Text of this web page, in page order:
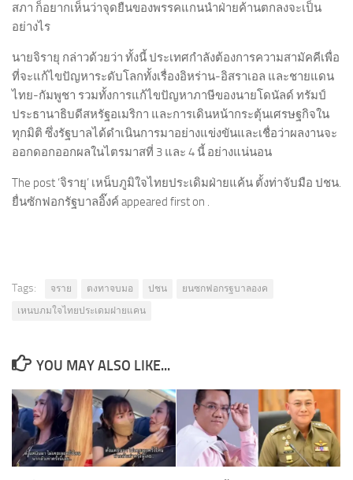
สภา ก็อยากเห็นว่าจุดยืนของพรรคแกนนำฝ่ายค้านตกลงจะเป็น
อย่างไร
นายจิรายุ กล่าวด้วยว่า ทั้งนี้ ประเทศกำลังต้องการความสามัคคีเพื่อ
ที่จะแก้ไขปัญหาระดับโลกทั้งเรื่องอิหร่าน-อิสราเอล และชายแดน
ไทย-กัมพูชา รวมทั้งการแก้ไขปัญหาภาษีของนายโดนัลด์ ทรัมป์
ประธานาธิบดีสหรัฐอเมริกา และการเดินหน้ากระตุ้นเศรษฐกิจใน
ทุกมิติ ซึ่งรัฐบาลได้ดำเนินการมาอย่างแข่งขันและเชื่อว่าผลงานจะ
ออกดอกออกผลในไตรมาสที่ 3 และ 4 นี้ อย่างแน่นอน
The post ‘จิรายุ’ เหน็บภูมิใจไทยประเดิมฝ่ายแค้น ตั้งท่าจับมือ ปชน.
ยื่นซักฟอกรัฐบาลอิ๊งค์ appeared first on .
Tags: จราย ตงทาจบมอ ปชน
ยนซกฟอกรฐบาลองค
เหนบภมใจไทยประเดมฝายแคน
YOU MAY ALSO LIKE...